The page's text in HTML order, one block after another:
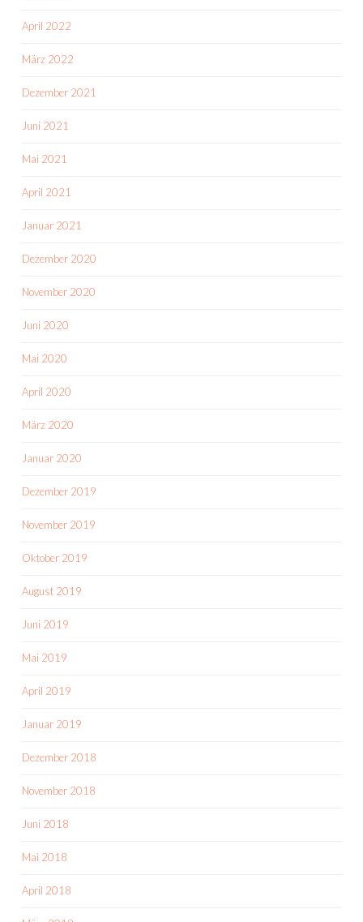
April 2022
März 2022
Dezember 2021
Juni 2021
Mai 2021
April 2021
Januar 2021
Dezember 2020
November 2020
Juni 2020
Mai 2020
April 2020
März 2020
Januar 2020
Dezember 2019
November 2019
Oktober 2019
August 2019
Juni 2019
Mai 2019
April 2019
Januar 2019
Dezember 2018
November 2018
Juni 2018
Mai 2018
April 2018